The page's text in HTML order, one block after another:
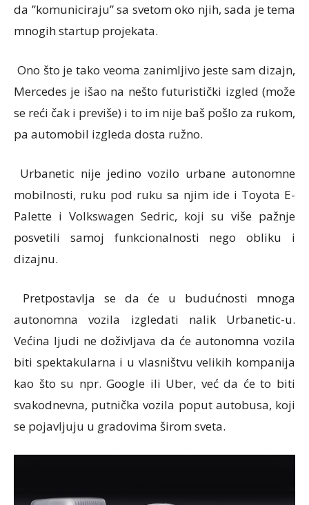
da ”komuniciraju” sa svetom oko njih, sada je tema
mnogih startup projekata.
Ono što je tako veoma zanimljivo jeste sam dizajn,
Mercedes je išao na nešto futuristički izgled (može
se reći čak i previše) i to im nije baš pošlo za rukom,
pa automobil izgleda dosta ružno.
Urbanetic nije jedino vozilo urbane autonomne
mobilnosti, ruku pod ruku sa njim ide i Toyota E-
Palette i Volkswagen Sedric, koji su više pažnje
posvetili samoj funkcionalnosti nego obliku i
dizajnu.
Pretpostavlja se da će u budućnosti mnoga
autonomna vozila izgledati nalik Urbanetic-u.
Većina ljudi ne doživljava da će autonomna vozila
biti spektakularna i u vlasništvu velikih kompanija
kao što su npr. Google ili Uber, već da će to biti
svakodnevna, putnička vozila poput autobusa, koji
se pojavljuju u gradovima širom sveta.